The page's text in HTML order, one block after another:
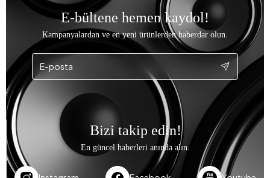
E-bültene hemen kaydol!
Kampanyalardan ve en yeni ürünlerden haberdar olun.
Bizi takip edin!
En güncel haberleri anında alın.